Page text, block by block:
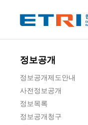
정보공개
정보공개제도안내
사전정보공개
정보목록
정보공개청구